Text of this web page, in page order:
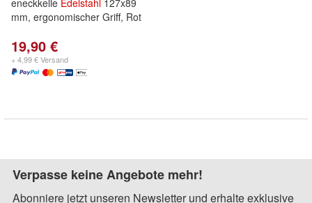
eneckkelle Edelstahl 127x89
mm, ergonomischer Griff, Rot
19,90 €
+ 4,99 € Versand
Verpasse keine Angebote mehr!
Abonniere jetzt unseren Newsletter und erhalte exklusive